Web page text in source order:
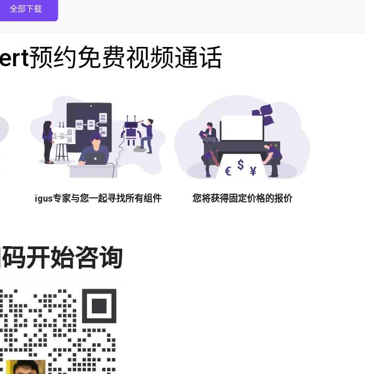
全部下载
预约免费视频通话
igus专家与您一起寻找所有组件 您将获得固定价格的报价
开始咨询